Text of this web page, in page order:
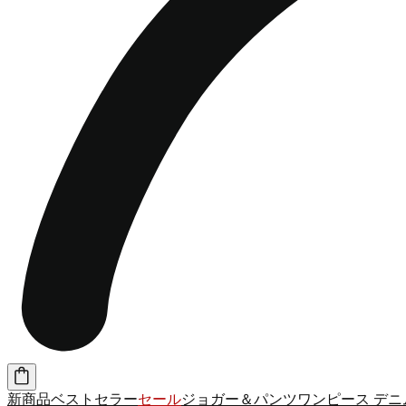
新商品ベストセラーセールジョガー＆パンツワンピース デニ